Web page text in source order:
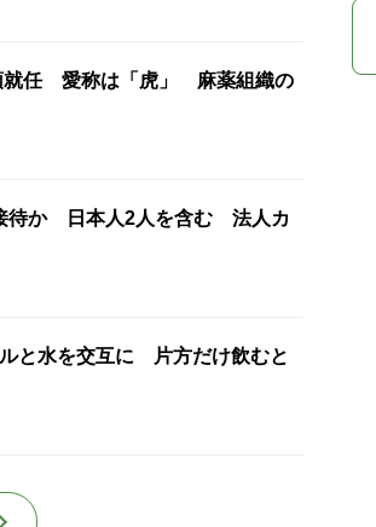
就任 愛称は「虎」 麻薬組織の
待か 日本人2人を含む 法人カ
と水を交互に 片方だけ飲むと